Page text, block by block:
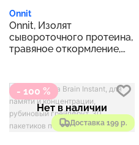
Onnit
Onnit, Изолят
сывороточного протеина,
травяное откормление,
- 100 %
Доставка 199 р.
Нет в наличии